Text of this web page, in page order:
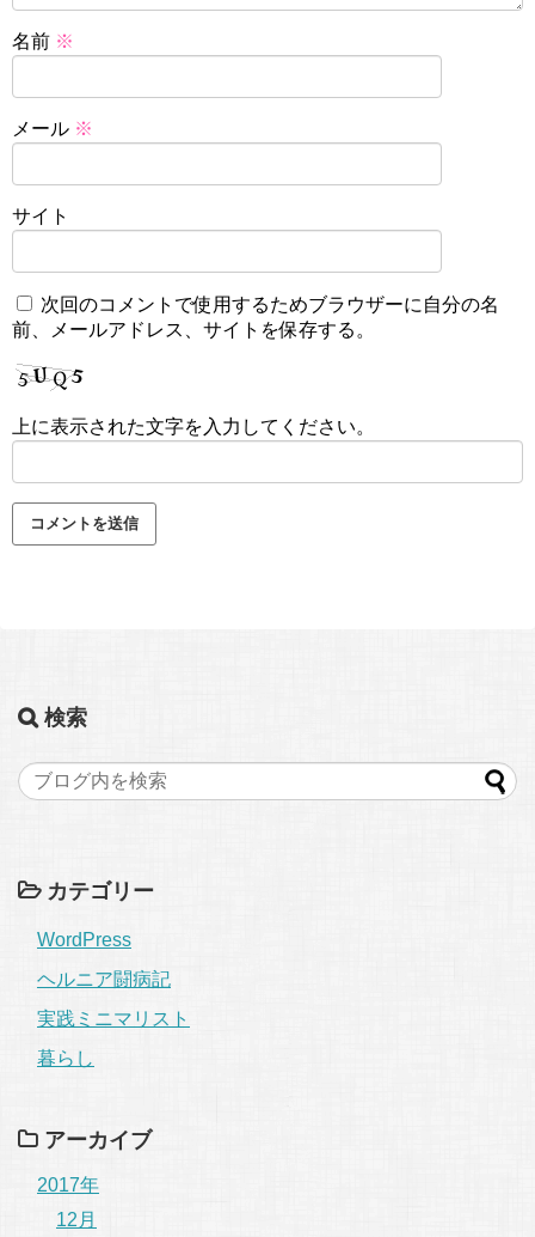
名前 ※
メール ※
サイト
次回のコメントで使用するためブラウザーに自分の名
前、メールアドレス、サイトを保存する。
上に表示された文字を入力してください。
検索
カテゴリー
WordPress
ヘルニア闘病記
実践ミニマリスト
暮らし
アーカイブ
2017年
12月